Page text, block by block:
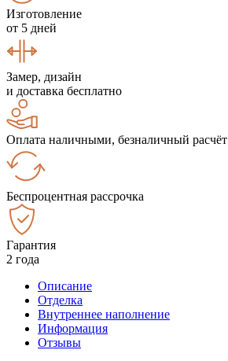
Изготовление
от 5 дней
Замер, дизайн
и доставка бесплатно
Оплата наличными, безналичный расчёт
Беспроцентная рассрочка
Гарантия
2 года
Описание
Отделка
Внутреннее наполнение
Информация
Отзывы